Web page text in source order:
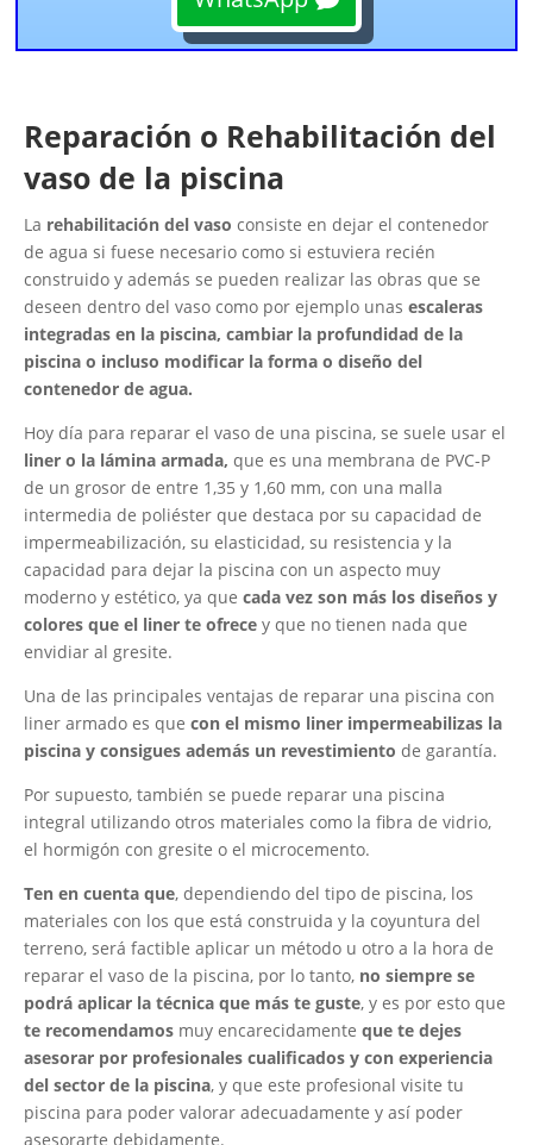
Reparación o Rehabilitación del
vaso de la piscina
La rehabilitación del vaso consiste en dejar el contenedor
de agua si fuese necesario como si estuviera recién
construido y además se pueden realizar las obras que se
deseen dentro del vaso como por ejemplo unas escaleras
integradas en la piscina, cambiar la profundidad de la
piscina o incluso modificar la forma o diseño del
contenedor de agua.
Hoy día para reparar el vaso de una piscina, se suele usar el
liner o la lámina armada, que es una membrana de PVC-P
de un grosor de entre 1,35 y 1,60 mm, con una malla
intermedia de poliéster que destaca por su capacidad de
impermeabilización, su elasticidad, su resistencia y la
capacidad para dejar la piscina con un aspecto muy
moderno y estético, ya que cada vez son más los diseños y
colores que el liner te ofrece y que no tienen nada que
envidiar al gresite.
Una de las principales ventajas de reparar una piscina con
liner armado es que con el mismo liner impermeabilizas la
piscina y consigues además un revestimiento de garantía.
Por supuesto, también se puede reparar una piscina
integral utilizando otros materiales como la fibra de vidrio,
el hormigón con gresite o el microcemento.
Ten en cuenta que, dependiendo del tipo de piscina, los
materiales con los que está construida y la coyuntura del
terreno, será factible aplicar un método u otro a la hora de
reparar el vaso de la piscina, por lo tanto, no siempre se
podrá aplicar la técnica que más te guste, y es por esto que
te recomendamos muy encarecidamente que te dejes
asesorar por profesionales cualificados y con experiencia
del sector de la piscina, y que este profesional visite tu
piscina para poder valorar adecuadamente y así poder
asesorarte debidamente.